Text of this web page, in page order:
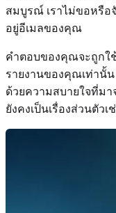
สมบูรณ์ เราไม่ขอหรือ
อยู่อีเมลของคุณ
คำตอบของคุณจะถูกใ
รายงานของคุณเท่า
ด้วยความสบายใจที่ม
ยังคงเป็นเรื่องส่วนตัวเ